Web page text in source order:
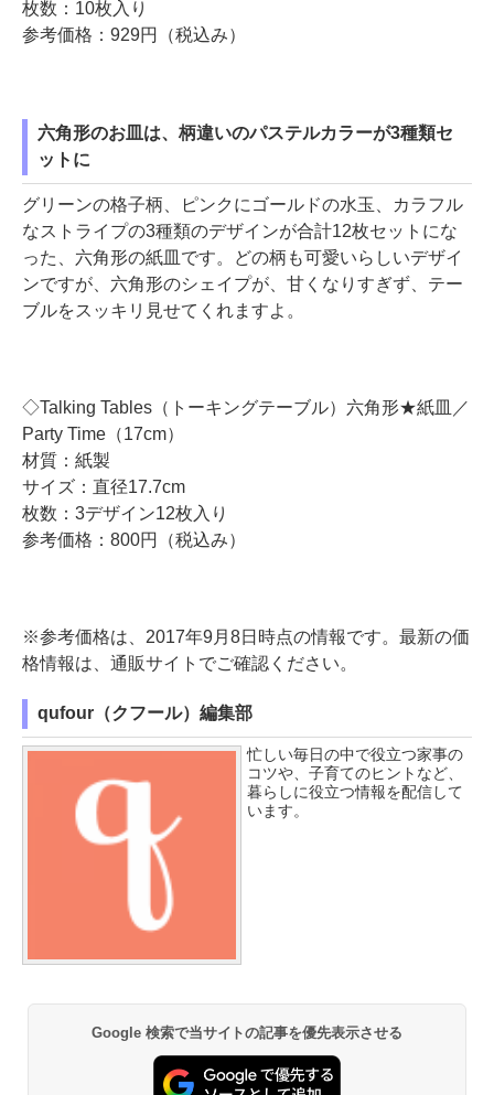
枚数：10枚入り
参考価格：929円（税込み）
六角形のお皿は、柄違いのパステルカラーが3種類セ
ットに
グリーンの格子柄、ピンクにゴールドの水玉、カラフル
なストライプの3種類のデザインが合計12枚セットにな
った、六角形の紙皿です。どの柄も可愛いらしいデザイ
ンですが、六角形のシェイプが、甘くなりすぎず、テー
ブルをスッキリ見せてくれますよ。
◇Talking Tables（トーキングテーブル）六角形★紙皿／
Party Time（17cm）
材質：紙製
サイズ：直径17.7cm
枚数：3デザイン12枚入り
参考価格：800円（税込み）
※参考価格は、2017年9月8日時点の情報です。最新の価
格情報は、通販サイトでご確認ください。
qufour（クフール）編集部
忙しい毎日の中で役立つ家事の
コツや、子育てのヒントなど、
暮らしに役立つ情報を配信して
います。
Google 検索で当サイトの記事を優先表示させる